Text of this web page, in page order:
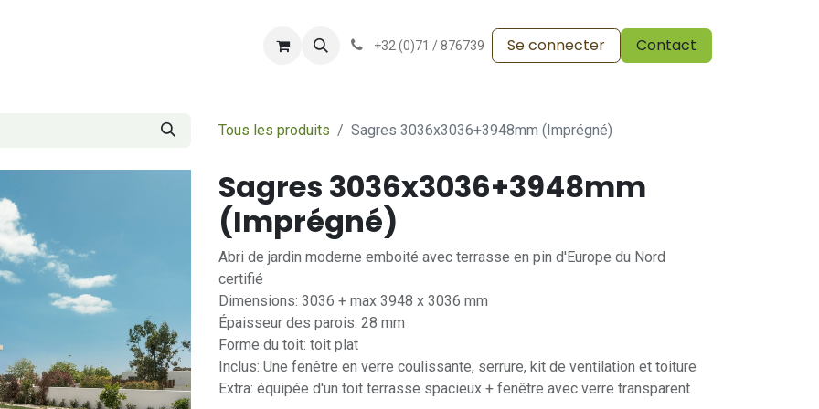
conditionsgeneralesdevente Pergola Vos réalisations
+32 (0)71 / 876739 Se connecter Contact
Tous les produits Sagres 3036x3036+3948mm (Imprégné)
Sagres 3036x3036+3948mm
(Imprégné)
Abri de jardin moderne emboité avec terrasse en pin d'Europe du Nord
certifié
Dimensions: 3036 + max 3948 x 3036 mm
Épaisseur des parois: 28 mm
Forme du toit: toit plat
Inclus: Une fenêtre en verre coulissante, serrure, kit de ventilation et toiture
Extra: équipée d'un toit terrasse spacieux + fenêtre avec verre transparent